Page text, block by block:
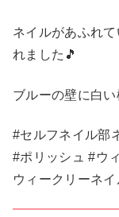
ネイルがあふれ
れました🎵
ブルーの壁に白い
#セルフネイル部
#ポリッシュ #ウ
ウィークリーネイ